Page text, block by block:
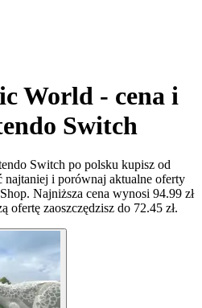
World - cena i
Switch
Switch po polsku kupisz od
najtaniej i porównaj aktualne oferty
Najniższa cena wynosi 94.99 zł
ofertę zaoszczędzisz do 72.45 zł.